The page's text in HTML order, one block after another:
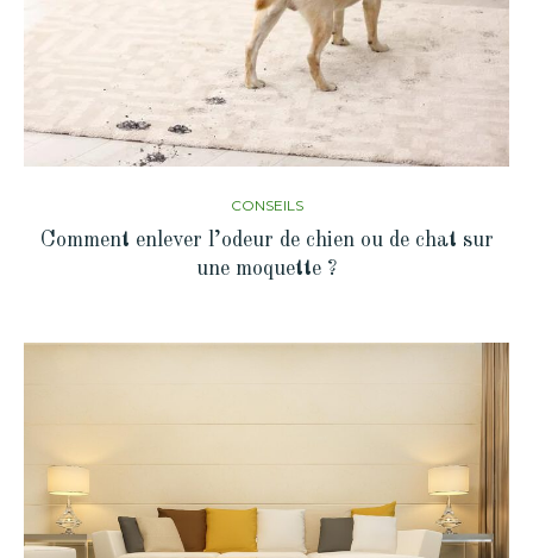
CONSEILS
Comment enlever l’odeur de chien ou de chat sur
une moquette ?